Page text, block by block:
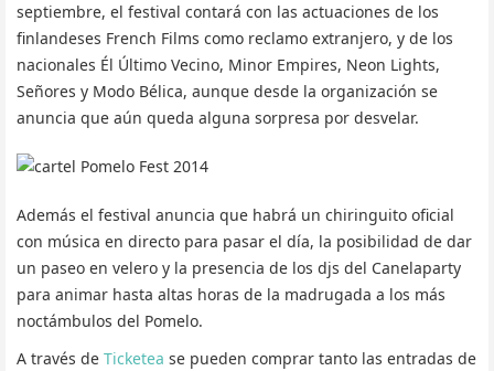
septiembre, el festival contará con las actuaciones de los
finlandeses French Films como reclamo extranjero, y de los
nacionales Él Último Vecino, Minor Empires, Neon Lights,
Señores y Modo Bélica, aunque desde la organización se
anuncia que aún queda alguna sorpresa por desvelar.
Además el festival anuncia que habrá un chiringuito oficial
con música en directo para pasar el día, la posibilidad de dar
un paseo en velero y la presencia de los djs del Canelaparty
para animar hasta altas horas de la madrugada a los más
noctámbulos del Pomelo.
A través de Ticketea se pueden comprar tanto las entradas de